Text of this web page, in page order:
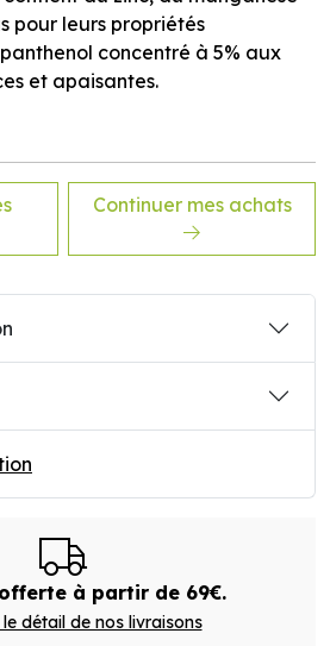
pour leurs propriétés
concentré à 5% aux
et apaisantes.
Continuer mes achats
à partir de 69€.
le détail de nos livraisons